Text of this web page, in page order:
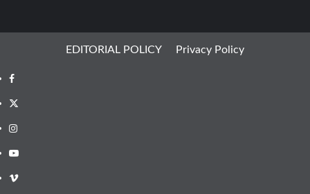
EDITORIAL POLICY Privacy Policy
Facebook
X
Instagram
Youtube
Vimeo